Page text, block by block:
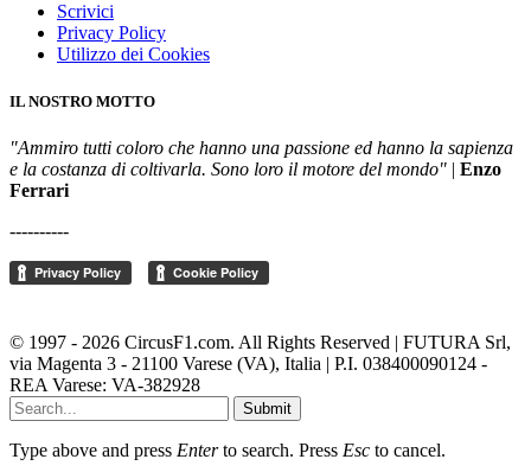
Scrivici
Privacy Policy
Utilizzo dei Cookies
IL NOSTRO MOTTO
"Ammiro tutti coloro che hanno una passione ed hanno la sapienza
e la costanza di coltivarla. Sono loro il motore del mondo" | Enzo
Ferrari
----------
© 1997 - 2026 CircusF1.com. All Rights Reserved | FUTURA Srl,
via Magenta 3 - 21100 Varese (VA), Italia | P.I. 038400090124 -
REA Varese: VA-382928
Submit
Type above and press Enterto search. Press Esc to cancel.